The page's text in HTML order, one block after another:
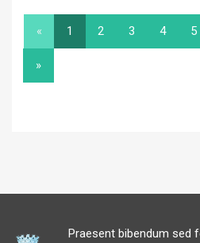
« 1 2 3 4 5
»
Praesent bibendum sed